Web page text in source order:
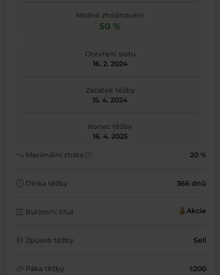
Možné zhodnocení
50 %
Otevření slotu
16. 2. 2024
Začátek těžby
15. 4. 2024
Konec těžby
16. 4. 2025
trending_down Maximální ztrátahelp 20 %
schedule Délka těžby 366 dnů
account_balance Burzovní titul Akcie
candlestick_chart Způsob těžby Sell
finance_mode Páka těžby 1:200